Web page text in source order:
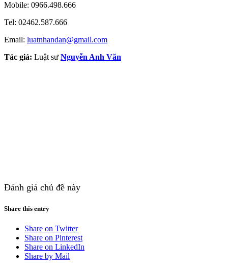
Mobile: 0966.498.666
Tel: 02462.587.666
Email: luatnhandan@gmail.com
Tác giả: Luật sư Nguyễn Anh Văn
Đánh giá chủ đề này
Share this entry
Share on Twitter
Share on Pinterest
Share on LinkedIn
Share by Mail